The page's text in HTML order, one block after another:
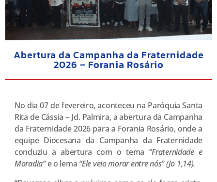
Abertura da Campanha da Fraternidade
2026 – Forania Rosário
No dia 07 de fevereiro, aconteceu na Paróquia Santa
Rita de Cássia – Jd. Palmira, a abertura da Campanha
da Fraternidade 2026 para a Forania Rosário, onde a
equipe Diocesana da Campanha da Fraternidade
conduziu a abertura com o tema “Fraternidade e
Moradia”e o lema “Ele veio morar entre nós”(Jo 1,14).